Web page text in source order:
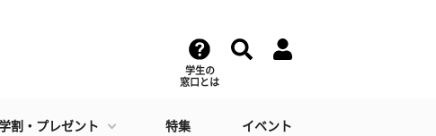
学生の
窓口とは
割・プレゼント 特集 イベント